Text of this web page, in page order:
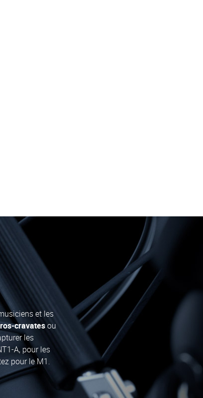
et les
cravatesou
les
A, pour les
pour le M1.
, toujours avec